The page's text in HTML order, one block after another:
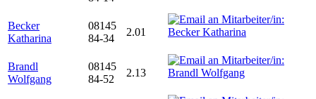
Becker
Katharina
08145
84-34
2.01
Brandl
Wolfgang
08145
84-52
2.13